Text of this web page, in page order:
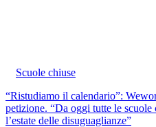
Scuole chiuse
“Ristudiamo il calendario”:
petizione. “Da oggi tutte le
l’estate delle disuguaglianze”